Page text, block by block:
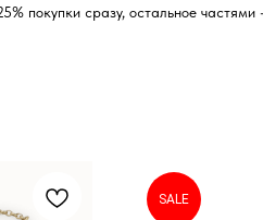
покупки сразу, остальное частями
SALE